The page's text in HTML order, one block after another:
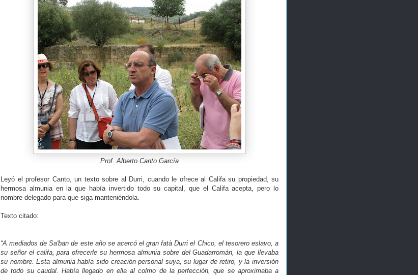
Prof. Alberto Canto García
Leyó el profesor Canto, un texto sobre al Durri, cuando le ofrece al Califa su propiedad, su
hermosa almunia en la que había invertido todo su capital, que el Califa acepta, pero lo
nombre delegado para que siga manteniéndola.
Texto citado:
“A mediados de Sa'ban de este año se acercó el gran fatà Durri el Chico, el tesorero eslavo, a
su señor el califa, para ofrecerle su hermosa almunia sobre del Guadarromán, la que llevaba
su nombre. Esta almunia había sido creación personal suya, su lugar de retiro, y la inversión
de todo su caudal. Había llegado en ella al colmo de la perfección, que se aproximaba a